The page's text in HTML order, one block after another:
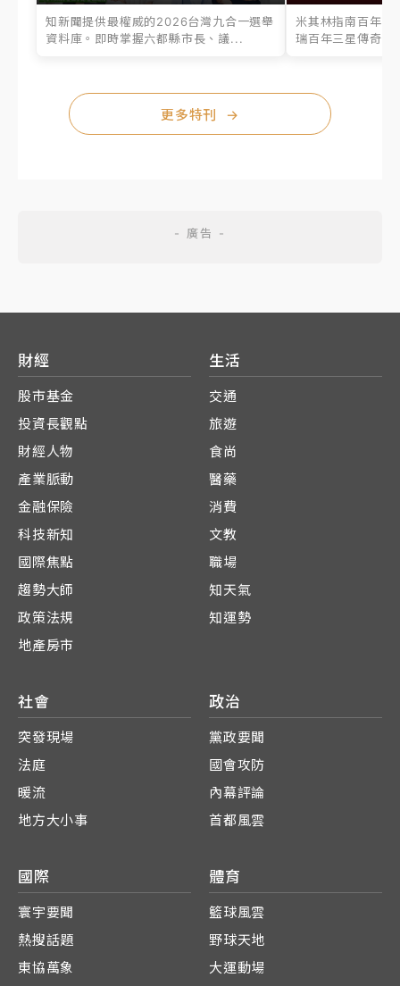
知新聞提供最權威的2026台灣九合一選舉
資料庫。即時掌握六都縣市長、議...
米其林指南百年之
瑞百年三星傳奇、
更多特刊 →
財經
股市基金
投資長觀點
財經人物
產業脈動
金融保險
科技新知
國際焦點
趨勢大師
政策法規
地產房市
生活
交通
旅遊
食尚
醫藥
消費
文教
職場
知天氣
知運勢
社會
突發現場
法庭
暖流
地方大小事
政治
黨政要聞
國會攻防
內幕評論
首都風雲
國際
寰宇要聞
熱搜話題
東協萬象
體育
籃球風雲
野球天地
大運動場